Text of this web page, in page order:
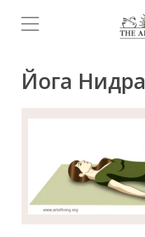
Йога Нидра